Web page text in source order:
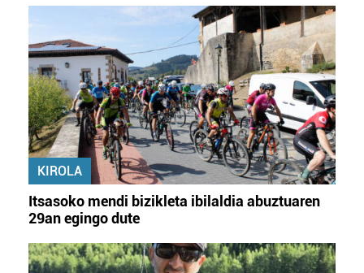
KIROLA
Itsasoko mendi bizikleta ibilaldia abuztuaren
29an egingo dute